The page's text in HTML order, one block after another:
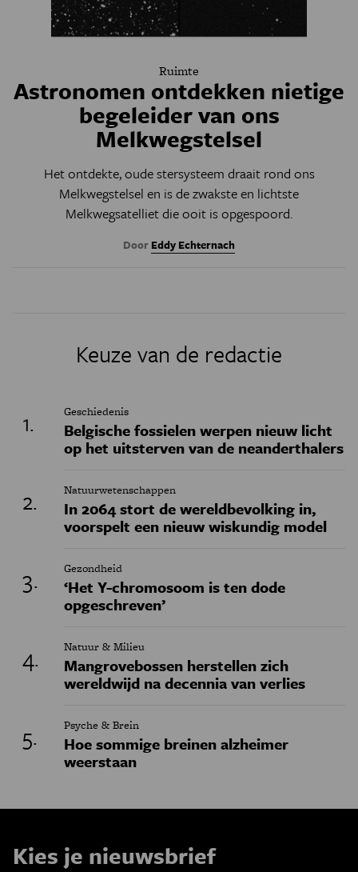
Ruimte
Astronomen ontdekken nietige
begeleider van ons
Melkwegstelsel
Het ontdekte, oude stersysteem draait rond ons
Melkwegstelsel en is de zwakste en lichtste
Melkwegsatelliet die ooit is opgespoord.
Door Eddy Echternach
Keuze van de redactie
Geschiedenis
Belgische fossielen werpen nieuw licht
op het uitsterven van de neanderthalers
Natuurwetenschappen
In 2064 stort de wereldbevolking in,
voorspelt een nieuw wiskundig model
Gezondheid
‘Het Y-chromosoom is ten dode
opgeschreven’
Natuur & Milieu
Mangrovebossen herstellen zich
wereldwijd na decennia van verlies
Psyche & Brein
Hoe sommige breinen alzheimer
weerstaan
Kies je nieuwsbrief